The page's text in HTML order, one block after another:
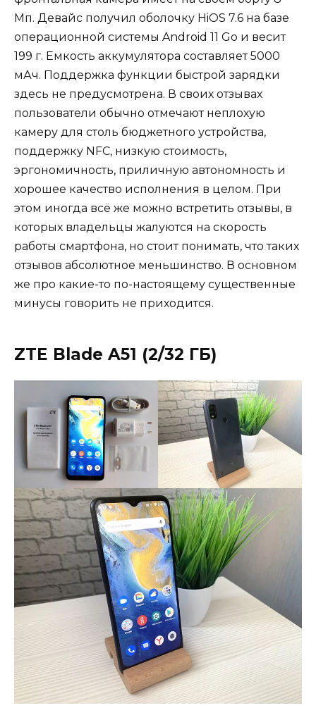
Мп. Девайс получил оболочку HiOS 7.6 на базе
операционной системы Android 11 Go и весит
199 г. Емкость аккумулятора составляет 5000
мАч. Поддержка функции быстрой зарядки
здесь не предусмотрена. В своих отзывах
пользователи обычно отмечают неплохую
камеру для столь бюджетного устройства,
поддержку NFC, низкую стоимость,
эргономичность, приличную автономность и
хорошее качество исполнения в целом. При
этом иногда всё же можно встретить отзывы, в
которых владельцы жалуются на скорость
работы смартфона, но стоит понимать, что таких
отзывов абсолютное меньшинство. В основном
же про какие-то по-настоящему существенные
минусы говорить не приходится.
ZTE Blade A51 (2/32 ГБ)